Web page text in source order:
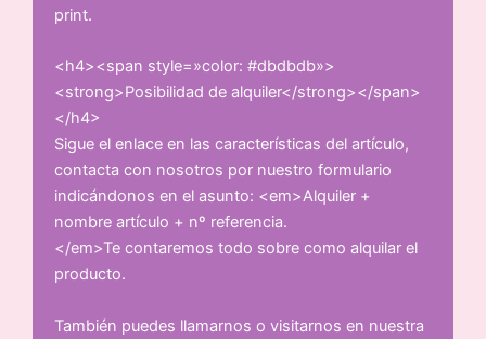
print.
<h4><span style=»color: #dbdbdb»>
<strong>Posibilidad de alquiler</strong></span>
</h4>
Sigue el enlace en las características del artículo,
contacta con nosotros por nuestro formulario
indicándonos en el asunto: <em>Alquiler +
nombre artículo + nº referencia.
</em>Te contaremos todo sobre como alquilar el
producto.
También puedes llamarnos o visitarnos en nuestra